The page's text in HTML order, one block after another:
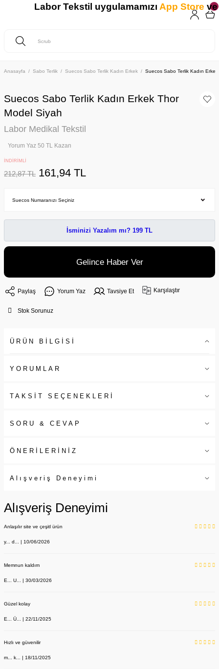
Anasayfa Sabo Terlik Suecos Sabo Terlik Kadın Erkek Suecos Sabo Terlik Kadın
Suecos Sabo Terlik Kadın Erkek Thor
Model Siyah
Labor Medikal Tekstil
Yorum Yaz 50 TL Kazan
İNDİRİMLİ
212,87 TL 161,94 TL
İsminizi Yazalım mı? 199 TL
Gelince Haber Ver
Paylaş Yorum Yaz Tavsiye Et Karşılaştır
Stok Sorunuz
ÜRÜN BİLGİSİ
YORUMLAR
TAKSİT SEÇENEKLERİ
SORU & CEVAP
ÖNERİLERİNİZ
Alışveriş Deneyimi
Alışveriş Deneyimi
Anlaşılır site ve çeşitl ürün
y... d... | 10/06/2026
Memnun kaldım
E... U... | 30/03/2026
Güzel kolay
E... Ü... | 22/11/2025
Hızlı ve güvenilir
m... k... | 18/11/2025
Labor Tekstil uygulamamızıApp Storeve